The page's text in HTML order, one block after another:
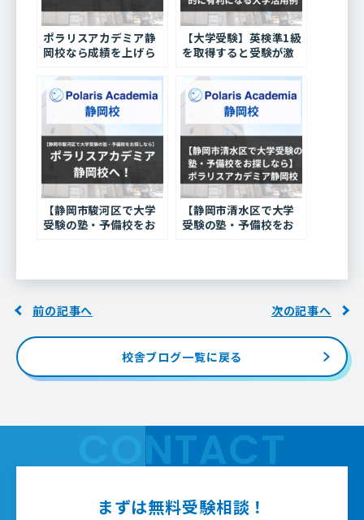
ポラリスアカデミア静
岡校なら成績を上げら
【大学受験】英検準1級
を取得すると受験が激
利になる大学活用例
【静岡市駿河区で大学
受験の塾・予備校をお
【静岡市清水区で大学
受験の塾・予備校をお
前の記事へ
校舎ブログ一覧に戻る
次の記事へ
CONTACT
まずは無料受験相談！